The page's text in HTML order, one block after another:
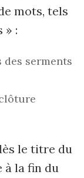
mots, tels
» :
serments
le titre du
à la fin du